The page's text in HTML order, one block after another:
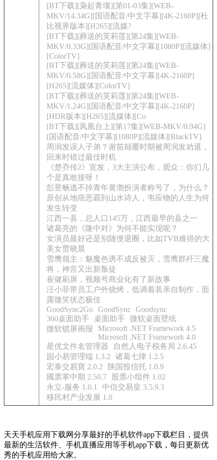
[BT下载][枭起青壤][第01-03集][WEB-
MKV/14.34G][国语配音/中文字幕][4K-2160P][杜
比视界版本][H265][流媒?
[BT下载][葬送的芙莉莲][第24集][WEB-
MKV/0.33G][国语配音/中文字幕][1080P][流媒体]
[ColorTV]
[BT下载][葬送的芙莉莲][第24集][WEB-
MKV/0.58G][国语配音/中文字幕][4K-2160P]
[H265][流媒体][ColorTV]
[BT下载][葬送的芙莉莲][第24集][WEB-
MKV/1.24G][国语配音/中文字幕][4K-2160P]
[HDR版本][H265][流媒体][Co
[BT下载][凤凰台上][第17集][WEB-MKV/0.94G]
[国语配音/中文字幕][1080P][流媒体][BlackTV]
周润发误人子弟？谢苗颠覆时期被周润发劝退，
回来时错过最佳时机
《楚乔传2》宣发，3大主演公布，观众：你们几
个是真敢接呀！
彭昱畅逃不掉青年黄渤扮演者称号了，为什么？
原创从地痞恶霸到山水诗人，韦应物的人生为何
发生转变
江西一县，总人口145万，江西最早的县之一
诸葛亮的《隆中对》为何不能实现呢？
女演员最好还是别随便退圈，比如TVB难得的大
美女贾晓晨
雪鹰领主：魅魔色诱不成反被灭，雪鹰群歼三魔
将，神宫又出新叛徒
崔健刷屏，视频号商业化有了新故事
汪小菲带员工户外烧烤，低调着装亲自制作，面
露微笑状态极佳
GoodSync2Go GoodSync Goodsync
360桌面助手
桌面助手 微软桌面壁纸
微软锁屏画报
Microsoft .NET Framework 4.5
Microsoft .NET Framework 4.0
星优文件名管理器
自然人电子税务局 2.6.45
园小易管理端 1.3.2
诸葛七律 1.2.5
宏泰交易寶 2.0.2
陕国投信托 1.0.9
國票掌中期 2.50.7
股票小组件 1.02
永立-服务 1.0.1
中信交易皇 3.5.9.3
移民村产业发展 1.0
天天手机应用下载网分享最好的手机软件app下载栏目，提供
最新的生活软件、手机直播应用等手机app下载，每日更新优
秀的手机应用给大家。